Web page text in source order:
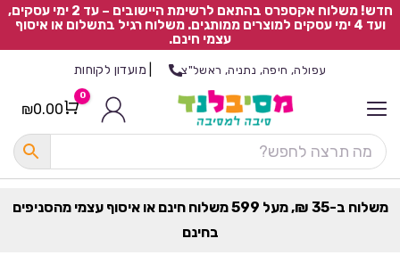
חדש! משלוח אקספרס בהתאם לרשימת היישובים – עד 2 ימי עסקים,
ועד 4 ימי עסקים למוצרים ממותגים. משלוח רגיל בתשלום או איסוף
עצמי חינם.
עפולה, חיפה, נתניה, ראשל"צ מועדון לקוחות
Cart
0
₪0.00
משלוח ב-35 ₪, מעל 599 משלוח חינם או איסוף עצמי מהסניפים
בחינם